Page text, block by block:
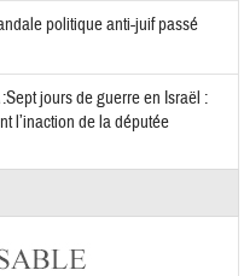
politique anti-juif passé
jours de guerre en Israël :
l’inaction de la députée